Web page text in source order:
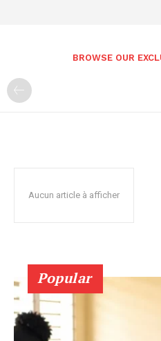
BROWSE OUR
Aucun article à afficher
Popular